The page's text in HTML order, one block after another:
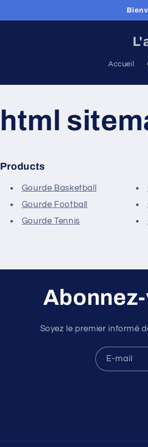
Accueil
html
Products
Gourde Basketball
Gourde Football
Gourde Tennis
Soyez le premier informé
E-mail